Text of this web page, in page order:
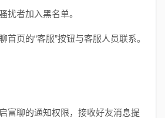
扰者加入黑名单。
首页的“客服”按钮与客服人员联系。
富聊的通知权限，接收好友消息提